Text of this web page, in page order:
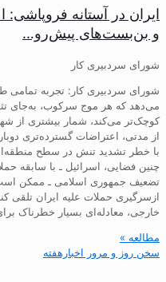
ایران در آستانه
و بن‌بست‌های پیش‌رو…
شورای سردبیری کار
شورای سردبیری کار: تجربه
می‌دهد که هر موج سرکوب، به‌جای
کوچک‌تر می‌کند، شمار بیشتری از
از مدتی، اعتراضات گسترده‌تری
با خطر تشدید تنش در سطح
چنین فضایی، اسرائیل ـ با سابقه
تضعیف جمهوری اسلامی ـ ممکن
ازسرگیری حملات علیه ایران تلقی
خارجی، معادله‌ای بسیار خطرناک
مطالعه »
سخن روز و مرور اخبارهفته